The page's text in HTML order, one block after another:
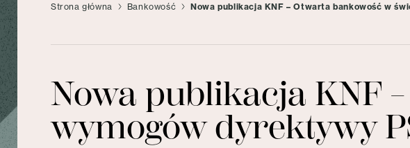
Strona główna Bankowość Nowa publikacja KNF – Otwarta bankowość w
Nowa publikacja KNF
wymogów dyrektywy